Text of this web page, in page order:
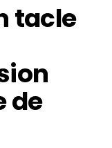
tacle
de